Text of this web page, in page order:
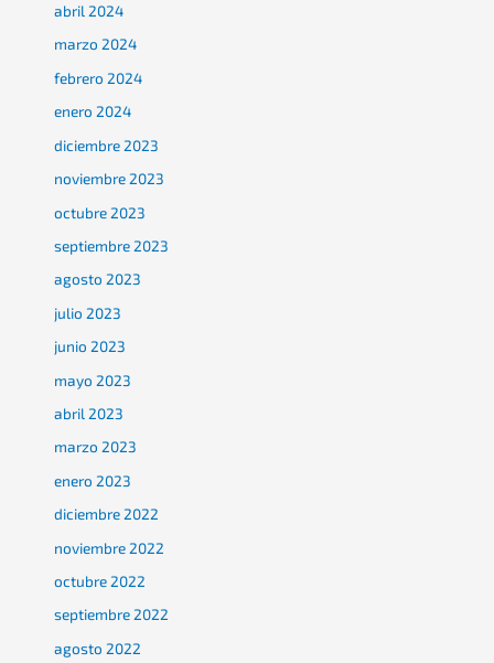
abril 2024
marzo 2024
febrero 2024
enero 2024
diciembre 2023
noviembre 2023
octubre 2023
septiembre 2023
agosto 2023
julio 2023
junio 2023
mayo 2023
abril 2023
marzo 2023
enero 2023
diciembre 2022
noviembre 2022
octubre 2022
septiembre 2022
agosto 2022